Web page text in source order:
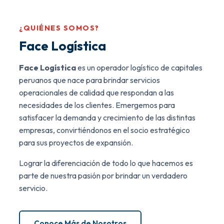
¿QUIÉNES SOMOS?
Face Logística
Face Logísticaes un operador logístico de capitales
peruanos que nace para brindar servicios
operacionales de calidad que respondan a las
necesidades de los clientes. Emergemos para
satisfacer la demanda y crecimiento de las distintas
empresas, convirtiéndonos en el socio estratégico
para sus proyectos de expansión.
Lograr la diferenciación de todo lo que hacemos es
parte de nuestra pasión por brindar un verdadero
servicio.